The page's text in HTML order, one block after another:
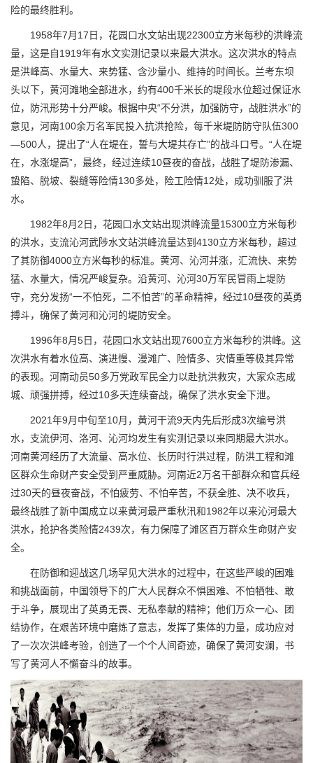
险的最终胜利。
1958年7月17日，花园口水文站出现22300立方米每秒的洪峰流
量，这是自1919年有水文实测记录以来最大洪水。这次洪水的特点
是洪峰高、水量大、来势猛、含沙量小、维持的时间长。兰考东坝
头以下，黄河滩地全部进水，约有400千米长的堤段水位超过保证水
位，防汛形势十分严峻。根据中央“不分洪，加强防守，战胜洪水”的
意见，河南100余万名军民投入抗洪抢险，每千米堤防防守队伍300
—500人，提出了“人在堤在，誓与大堤共存亡”的战斗口号。“人在堤
在，水涨堤高”，最终，经过连续10昼夜的奋战，战胜了堤防渗漏、
蛰陷、脱坡、裂缝等险情130多处，险工险情12处，成功驯服了洪
水。
1982年8月2日，花园口水文站出现洪峰流量15300立方米每秒
的洪水，支流沁河武陟水文站洪峰流量达到4130立方米每秒，超过
了其防御4000立方米每秒的标准。黄河、沁河并涨，汇流快、来势
猛、水量大，情况严峻复杂。沿黄河、沁河30万军民冒雨上堤防
守，充分发扬“一不怕死，二不怕苦”的革命精神，经过10昼夜的英勇
搏斗，确保了黄河和沁河的堤防安全。
1996年8月5日，花园口水文站出现7600立方米每秒的洪峰。这
次洪水有着水位高、演进慢、漫滩广、险情多、灾情重等极其异常
的表现。河南动员50多万党政军民全力以赴抗洪救灾，大家众志成
城、顽强拼搏，经过10多天连续奋战，确保了洪水安全下泄。
2021年9月中旬至10月，黄河干流9天内先后形成3次编号洪
水，支流伊河、洛河、沁河均发生有实测记录以来同期最大洪水。
河南黄河经历了大流量、高水位、长历时行洪过程，防洪工程和滩
区群众生命财产安全受到严重威胁。河南近2万名干部群众和官兵经
过30天的昼夜奋战，不怕疲劳、不怕辛苦，不获全胜、决不收兵，
最终战胜了新中国成立以来黄河最严重秋汛和1982年以来沁河最大
洪水，抢护各类险情2439次，有力保障了滩区百万群众生命财产安
全。
在防御和迎战这几场罕见大洪水的过程中，在这些严峻的困难
和挑战面前，中国领导下的广大人民群众不惧困难、不怕牺牲、敢
于斗争，展现出了英勇无畏、无私奉献的精神；他们万众一心、团
结协作，在艰苦环境中磨炼了意志，发挥了集体的力量，成功应对
了一次次洪峰考验，创造了一个个人间奇迹，确保了黄河安澜，书
写了黄河人不懈奋斗的故事。